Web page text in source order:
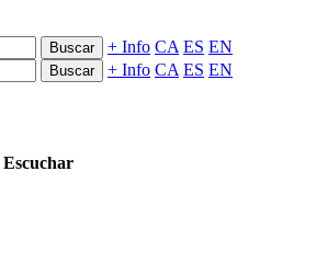
Buscar + Info CA ES EN
Buscar + Info CA ES EN
Escuchar